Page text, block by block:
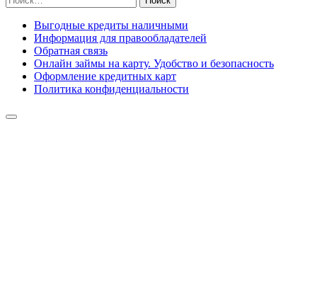
Выгодные кредиты наличными
Информация для правообладателей
Обратная связь
Онлайн займы на карту. Удобство и безопасность
Оформление кредитных карт
Политика конфиденциальности